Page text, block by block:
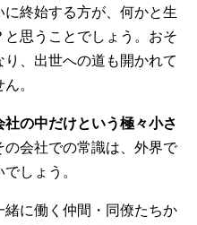
終始する方が、何かと生
思うことでしょう。おそ
、出世への道も開かれて
。
の中だけという極々小さ
の会社での常識は、外界で
しょう。
緒に働く仲間・同僚たちか